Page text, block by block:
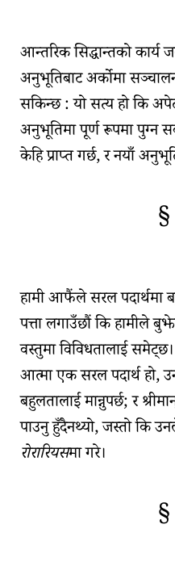
आन्तरिक सिद्धान्तको कार्य
अनुभूतिबाट अर्कोमा
सकिन्छ : यो सत्य हो कि
अनुभूतिमा पूर्ण रूपमा
केहि प्राप्त गर्छ, र नयाँ
हामी आफैंलेसरल पदार्थमा
पत्ता लगाउँछौं कि हामीले
वस्तुमा विविधतालाई
आत्मा एक सरल पदार्थ हो,
बहुलतालाई मान्नुपर्छ; र
पाउनु हुँदैनथ्यो, जस्तो कि
रोरारियसमा गरे।